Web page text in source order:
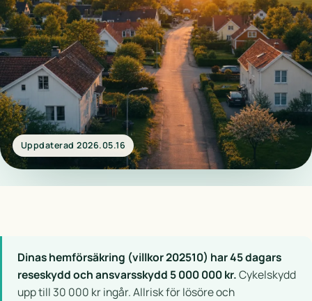
Uppdaterad 2026.05.16
Dinas hemförsäkring (villkor 202510) har 45 dagars
reseskydd och ansvarsskydd 5 000 000 kr.Cykelskydd
upp till 30 000 kr ingår. Allrisk för lösöre och